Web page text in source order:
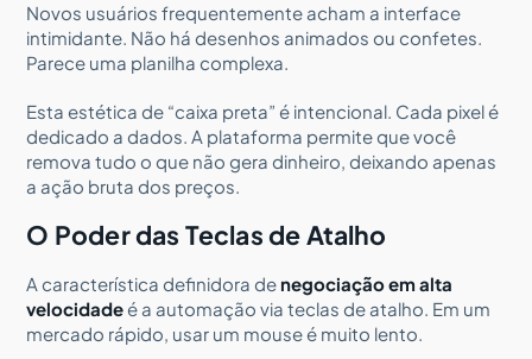
Novos usuários frequentemente acham a interface
intimidante. Não há desenhos animados ou confetes.
Parece uma planilha complexa.
Esta estética de “caixa preta” é intencional. Cada pixel é
dedicado a dados. A plataforma permite que você
remova tudo o que não gera dinheiro, deixando apenas
a ação bruta dos preços.
O Poder das Teclas de Atalho
A característica definidora de negociação em alta
velocidade é a automação via teclas de atalho. Em um
mercado rápido, usar um mouse é muito lento.